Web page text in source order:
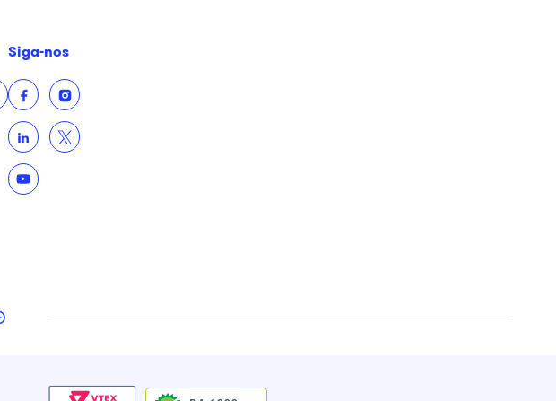
Siga-nos